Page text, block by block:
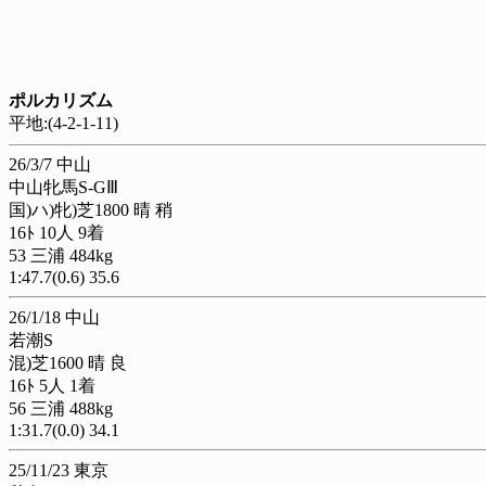
ポルカリズム
平地:(4-2-1-11)
26/3/7 中山
中山牝馬S-GⅢ
国)ハ)牝)芝1800 晴 稍
16ﾄ 10人 9着
53 三浦 484kg
1:47.7(0.6) 35.6
26/1/18 中山
若潮S
混)芝1600 晴 良
16ﾄ 5人 1着
56 三浦 488kg
1:31.7(0.0) 34.1
25/11/23 東京